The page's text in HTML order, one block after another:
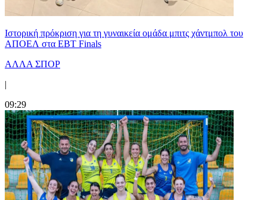
Ιστορική πρόκριση για τη γυναικεία ομάδα μπιτς χάντμπολ του
ΑΠΟΕΛ στα EBT Finals
ΑΛΛΑ ΣΠΟΡ
|
09:29